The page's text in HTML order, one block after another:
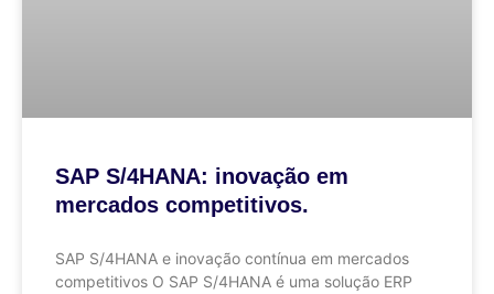
SAP S/4HANA: inovação em
mercados competitivos.
SAP S/4HANA e inovação contínua em mercados
competitivos O SAP S/4HANA é uma solução ERP